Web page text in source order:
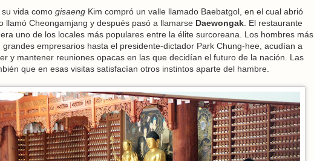
vida como gisaeng Kim compró un valle llamado Baebatgol, en el cual abrió
llamó Cheongamjang y después pasó a llamarse Daewongak . El restaurante
uno de los locales más populares entre la élite surcoreana. Los hombres más
empresarios hasta el presidente-dictador Park Chung-hee, acudían a
y mantener reuniones opacas en las que decidían el futuro de la nación. Las
que en esas visitas satisfacían otros instintos aparte del hambre.